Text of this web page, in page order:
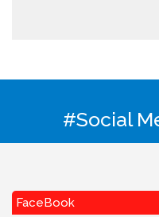
#Social
FaceBook